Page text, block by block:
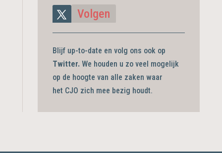
Volgen
Blijf up-to-date en volg ons ook op
Twitter. We houden u zo veel mogelijk
op de hoogte van alle zaken waar
het CJO zich mee bezig houdt.